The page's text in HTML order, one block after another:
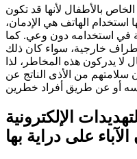
بالأطفال لأنها قد تكون
استخدام الهاتف هي الإدمان،
في استخدامه دون وعي. كما
خارجية، سواء كان ذلك
لا يدركون هذه المخاطر، لذا
من الأذى الناتج عن
الإلكترونية
على دراية بها